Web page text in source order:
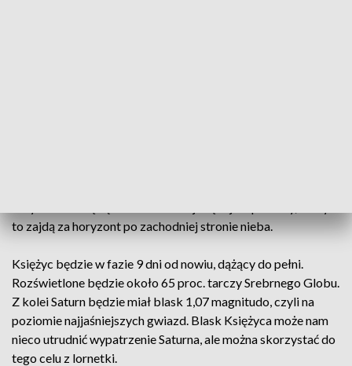
to zajdą za horyzont po zachodniej stronie nieba.
Księżyc będzie w fazie 9 dni od nowiu, dążący do pełni.
Rozświetlone będzie około 65 proc. tarczy Srebrnego Globu.
Z kolei Saturn będzie miał blask 1,07 magnitudo, czyli na
poziomie najjaśniejszych gwiazd. Blask Księżyca może nam
nieco utrudnić wypatrzenie Saturna, ale można skorzystać do
tego celu z lornetki.